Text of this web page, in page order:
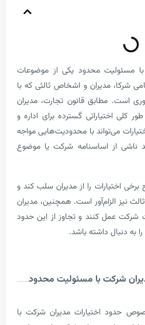
یکی از موضوعات
و اشخاص ثالثی که با
قانون تجارت، مدیران
گسترده برای اداره و
با محدودیت‌هایی مواجه
شرکت یا موضوع
را از مدیران سلب کند و
است. همچنین، مدیران
و تجاوز از این حدود
باشد.
مسئولیت محدود
اختیارات مدیران شرکت با